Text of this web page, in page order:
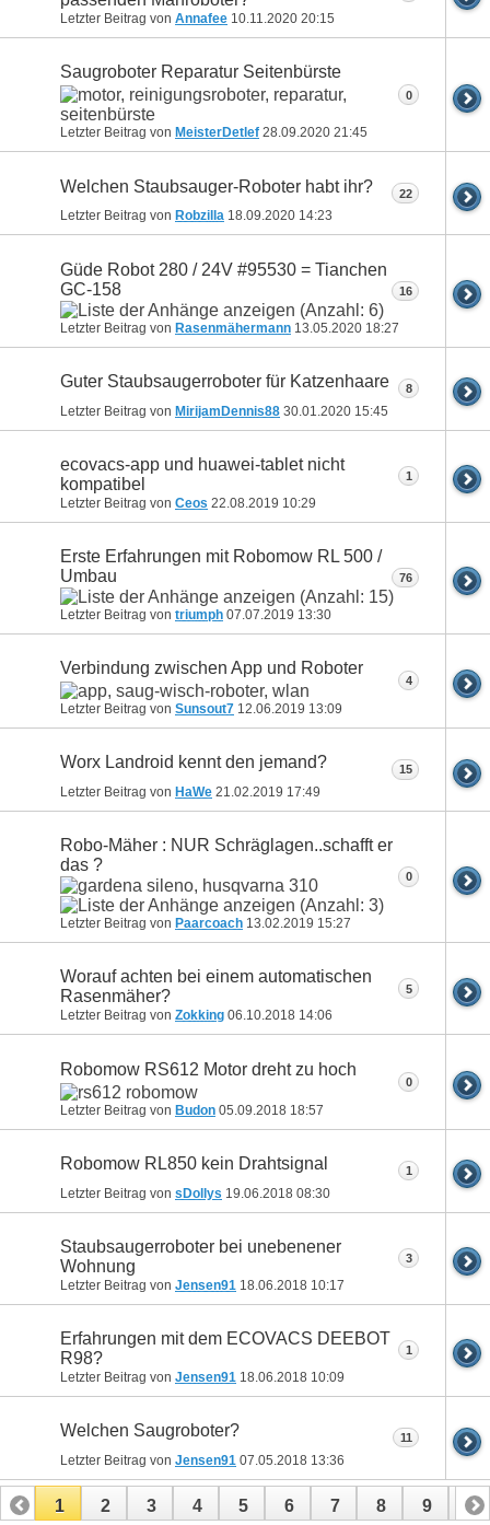
Letzter Beitrag von Annafee 10.11.2020 20:15
Saugroboter Reparatur Seitenbürste
Letzter Beitrag von MeisterDetlef 28.09.2020 21:45
0
Welchen Staubsauger-Roboter habt ihr?
Letzter Beitrag von Robzilla 18.09.2020 14:23
22
Güde Robot 280 / 24V #95530 = Tianchen
GC-158
Letzter Beitrag von Rasenmähermann 13.05.2020 18:27
16
Guter Staubsaugerroboter für Katzenhaare
Letzter Beitrag von MirijamDennis88 30.01.2020 15:45
8
ecovacs-app und huawei-tablet nicht
kompatibel
Letzter Beitrag von Ceos 22.08.2019 10:29
1
Erste Erfahrungen mit Robomow RL 500 /
Umbau
Letzter Beitrag von triumph 07.07.2019 13:30
76
Verbindung zwischen App und Roboter
Letzter Beitrag von Sunsout7 12.06.2019 13:09
4
Worx Landroid kennt den jemand?
Letzter Beitrag von HaWe 21.02.2019 17:49
15
Robo-Mäher : NUR Schräglagen..schafft er
das ?
Letzter Beitrag von Paarcoach 13.02.2019 15:27
0
Worauf achten bei einem automatischen
Rasenmäher?
Letzter Beitrag von Zokking 06.10.2018 14:06
5
Robomow RS612 Motor dreht zu hoch
Letzter Beitrag von Budon 05.09.2018 18:57
0
Robomow RL850 kein Drahtsignal
Letzter Beitrag von sDollys 19.06.2018 08:30
1
Staubsaugerroboter bei unebenener
Wohnung
Letzter Beitrag von Jensen91 18.06.2018 10:17
3
Erfahrungen mit dem ECOVACS DEEBOT
R98?
Letzter Beitrag von Jensen91 18.06.2018 10:09
1
Welchen Saugroboter?
Letzter Beitrag von Jensen91 07.05.2018 13:36
11
1 2 3 4 5 6 7 8 9 10